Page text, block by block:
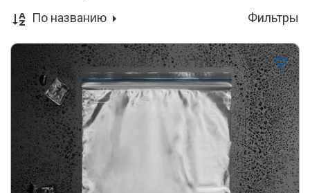
По названию Фильтры